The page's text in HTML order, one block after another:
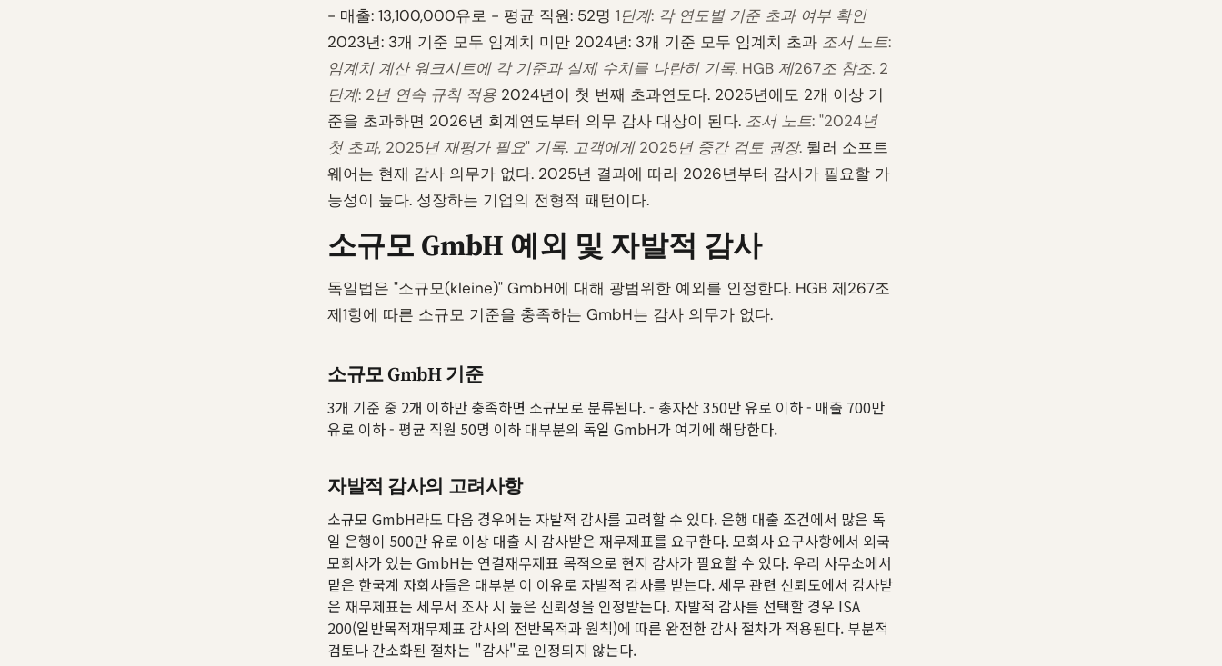
- 매출: 13,100,000유로 - 평균 직원: 52명 1단계: 각 연도별 기준 초과 여부 확인
2023년: 3개 기준 모두 임계치 미만 2024년: 3개 기준 모두 임계치 초과 조서 노트:
임계치 계산 워크시트에 각 기준과 실제 수치를 나란히 기록. HGB 제267조 참조. 2
단계: 2년 연속 규칙 적용 2024년이 첫 번째 초과연도다. 2025년에도 2개 이상 기
준을 초과하면 2026년 회계연도부터 의무 감사 대상이 된다. 조서 노트: "2024년
첫 초과, 2025년 재평가 필요" 기록. 고객에게 2025년 중간 검토 권장. 뮐러 소프트
웨어는 현재 감사 의무가 없다. 2025년 결과에 따라 2026년부터 감사가 필요할 가
능성이 높다. 성장하는 기업의 전형적 패턴이다.
소규모 GmbH 예외 및 자발적 감사
독일법은 "소규모(kleine)" GmbH에 대해 광범위한 예외를 인정한다. HGB 제267조
제1항에 따른 소규모 기준을 충족하는 GmbH는 감사 의무가 없다.
소규모 GmbH 기준
3개 기준 중 2개 이하만 충족하면 소규모로 분류된다. - 총자산 350만 유로 이하 - 매출 700만
유로 이하 - 평균 직원 50명 이하 대부분의 독일 GmbH가 여기에 해당한다.
자발적 감사의 고려사항
소규모 GmbH라도 다음 경우에는 자발적 감사를 고려할 수 있다. 은행 대출 조건에서 많은 독
일 은행이 500만 유로 이상 대출 시 감사받은 재무제표를 요구한다. 모회사 요구사항에서 외국
모회사가 있는 GmbH는 연결재무제표 목적으로 현지 감사가 필요할 수 있다. 우리 사무소에서
맡은 한국계 자회사들은 대부분 이 이유로 자발적 감사를 받는다. 세무 관련 신뢰도에서 감사받
은 재무제표는 세무서 조사 시 높은 신뢰성을 인정받는다. 자발적 감사를 선택할 경우 ISA
200(일반목적재무제표 감사의 전반목적과 원칙)에 따른 완전한 감사 절차가 적용된다. 부분적
검토나 간소화된 절차는 "감사"로 인정되지 않는다.